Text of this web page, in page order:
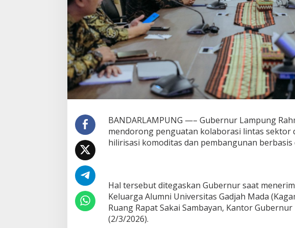
n
r
n
u
r
a
h
m
a
z
a
n
BANDARLAMPUNG —– Gubernur Lampung
mendorong penguatan kolaborasi lintas sektor
hilirisasi komoditas dan pembangunan berbasis
Hal tersebut ditegaskan Gubernur saat
Keluarga Alumni Universitas Gadjah Mada
Ruang Rapat Sakai Sambayan, Kantor
(2/3/2026).